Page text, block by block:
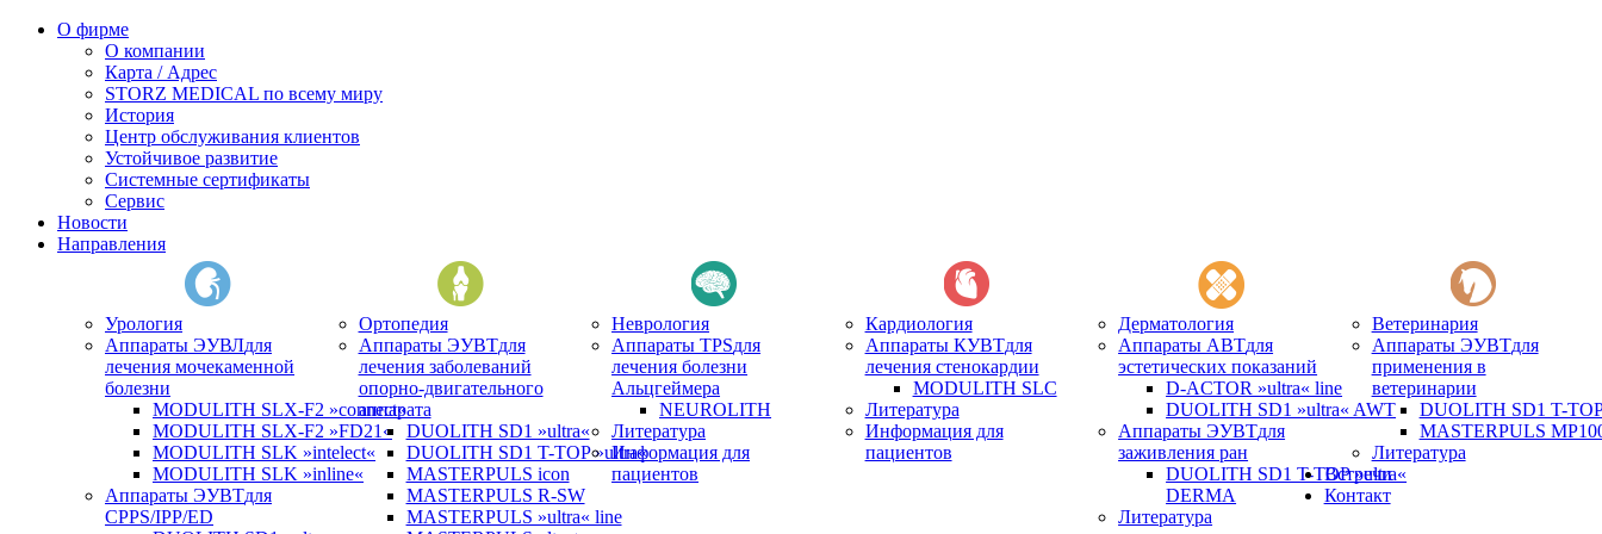
О фирме
О компании
Карта / Адрес
STORZ MEDICAL по всему миру
История
Центр обслуживания клиентов
Устойчивое развитие
Системные сертификаты
Сервис
Новости
Направления
Урология
Аппараты ЭУВЛдля
лечения мочекаменной
болезни
MODULITH SLX-F2 »connect«
MODULITH SLX-F2 »FD21«
MODULITH SLK »intelect«
MODULITH SLK »inline«
Аппараты ЭУВТдля
CPPS/IPP/ED
Ортопедия
Аппараты ЭУВТдля
лечения заболеваний
опорно-двигательного
аппарата
DUOLITH SD1 »ultra«
DUOLITH SD1 T-TOP »ultra«
MASTERPULS icon
MASTERPULS R-SW
MASTERPULS »ultra« line
Неврология
Аппараты TPSдля
лечения болезни
Альцгеймера
NEUROLITH
Литература
Информация для
пациентов
Кардиология
Аппараты КУВТдля
лечения стенокардии
MODULITH SLC
Литература
Информация для
пациентов
Дерматология
Аппараты АВТдля
эстетических показаний
D-ACTOR »ultra« line
DUOLITH SD1 »ultra« AWT
Аппараты ЭУВТдля
заживления ран
DUOLITH SD1 T-TOP »ultra«
DERMA
Литература
Ветеринария
Аппараты ЭУВТдля
применения в
ветеринарии
DUOLITH SD1 T-
MASTERPULS
Литература
Встречи
Контакт